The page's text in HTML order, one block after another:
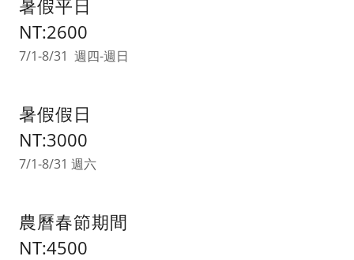
暑假平日
NT:2600
7/1-8/31 週四-週日
暑假假日
NT:3000
7/1-8/31 週六
農曆春節期間
NT:4500